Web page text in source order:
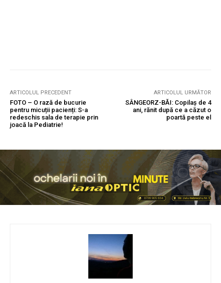
ARTICOLUL PRECEDENT
FOTO – O rază de bucurie
pentru micuții pacienți: S-a
redeschis sala de terapie prin
joacă la Pediatrie!
ARTICOLUL URMĂTOR
SÂNGEORZ-BĂI: Copilaș de 4
ani, rănit după ce a căzut o
poartă peste el